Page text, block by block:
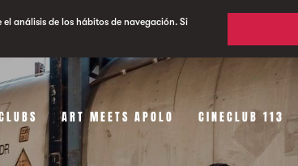
análisis de los hábitos de navegación. Si
ART MEETS APOLO CINECLUB 113